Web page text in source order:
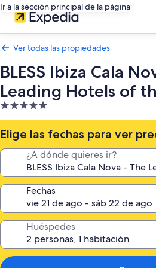
Ir a la sección principal de la página
Ver todas las propiedades
BLESS Ibiza Cala
Leading Hotels of
Propiedad
de
5.0
estrellas
Elige las fechas para ver
¿A dónde quieres ir?
Fechas
Huéspedes